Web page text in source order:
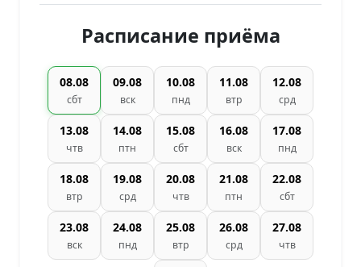
Расписание приёма
08.08
сбт
09.08
вск
10.08
пнд
11.08
втр
12.08
срд
13.08
чтв
14.08
птн
15.08
сбт
16.08
вск
17.08
пнд
18.08
втр
19.08
срд
20.08
чтв
21.08
птн
22.08
сбт
23.08
вск
24.08
пнд
25.08
втр
26.08
срд
27.08
чтв